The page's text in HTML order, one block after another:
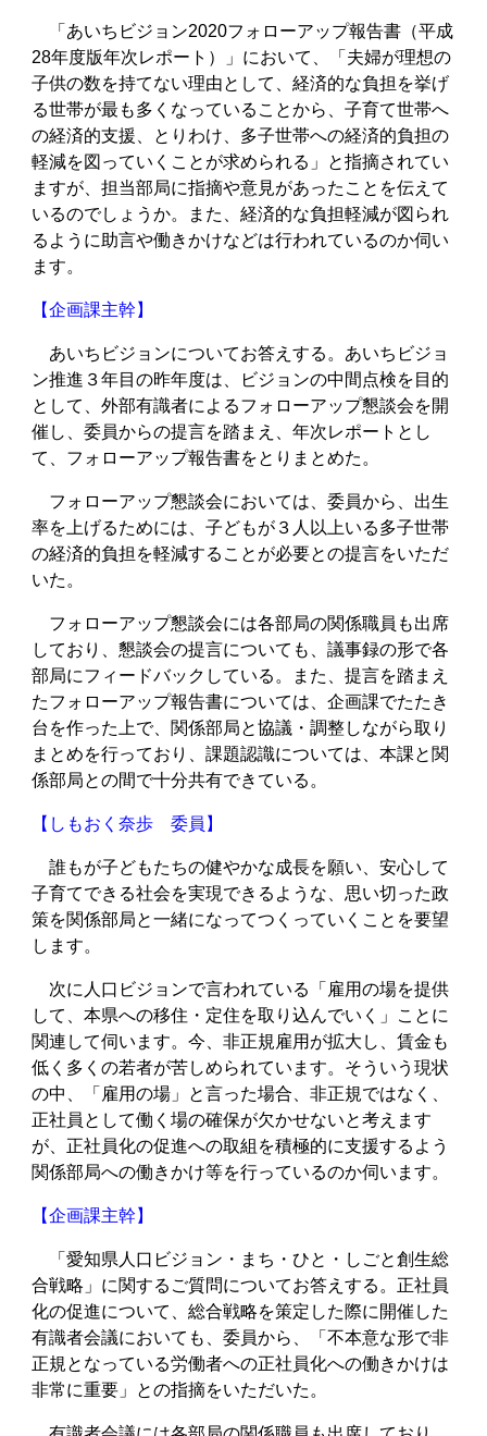
「あいちビジョン2020フォローアップ報告書（平成
28年度版年次レポート）」において、「夫婦が理想の
子供の数を持てない理由として、経済的な負担を挙げ
る世帯が最も多くなっていることから、子育て世帯へ
の経済的支援、とりわけ、多子世帯への経済的負担の
軽減を図っていくことが求められる」と指摘されてい
ますが、担当部局に指摘や意見があったことを伝えて
いるのでしょうか。また、経済的な負担軽減が図られ
るように助言や働きかけなどは行われているのか伺い
ます。
【企画課主幹】
あいちビジョンについてお答えする。あいちビジョ
ン推進３年目の昨年度は、ビジョンの中間点検を目的
として、外部有識者によるフォローアップ懇談会を開
催し、委員からの提言を踏まえ、年次レポートとし
て、フォローアップ報告書をとりまとめた。
フォローアップ懇談会においては、委員から、出生
率を上げるためには、子どもが３人以上いる多子世帯
の経済的負担を軽減することが必要との提言をいただ
いた。
フォローアップ懇談会には各部局の関係職員も出席
しており、懇談会の提言についても、議事録の形で各
部局にフィードバックしている。また、提言を踏まえ
たフォローアップ報告書については、企画課でたたき
台を作った上で、関係部局と協議・調整しながら取り
まとめを行っており、課題認識については、本課と関
係部局との間で十分共有できている。
【しもおく奈歩 委員】
誰もが子どもたちの健やかな成長を願い、安心して
子育てできる社会を実現できるような、思い切った政
策を関係部局と一緒になってつくっていくことを要望
します。
次に人口ビジョンで言われている「雇用の場を提供
して、本県への移住・定住を取り込んでいく」ことに
関連して伺います。今、非正規雇用が拡大し、賃金も
低く多くの若者が苦しめられています。そういう現状
の中、「雇用の場」と言った場合、非正規ではなく、
正社員として働く場の確保が欠かせないと考えます
が、正社員化の促進への取組を積極的に支援するよう
関係部局への働きかけ等を行っているのか伺います。
【企画課主幹】
「愛知県人口ビジョン・まち・ひと・しごと創生総
合戦略」に関するご質問についてお答えする。正社員
化の促進について、総合戦略を策定した際に開催した
有識者会議においても、委員から、「不本意な形で非
正規となっている労働者への正社員化への働きかけは
非常に重要」との指摘をいただいた。